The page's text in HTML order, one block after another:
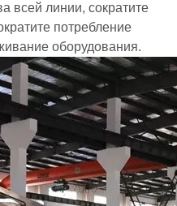
всей линии, сократите
потребление
оборудования.